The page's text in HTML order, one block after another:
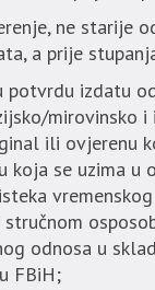
ne starije
a prije
potvrdu izdatu
mirovinsko i
ili ovjerenu
koja se uzima u
stručnom
odnosa u
FBiH;